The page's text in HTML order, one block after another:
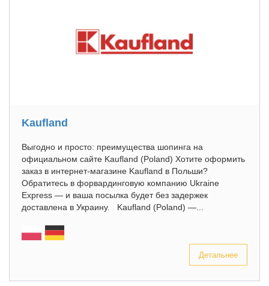
Kaufland
Выгодно и просто: преимущества шопинга на
официальном сайте Kaufland (Poland) Хотите оформить
заказ в интернет-магазине Kaufland в Польши?
Обратитесь в форвардинговую компанию Ukraine
Express — и ваша посылка будет без задержек
доставлена в Украину. Kaufland (Poland) —...
Детальнее